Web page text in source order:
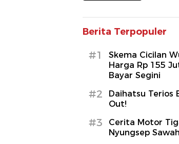
Berita Terpopuler
#1
Skema Cicilan
Harga Rp 155
Bayar Segini
#2
Daihatsu Terios
Out!
#3
Cerita Motor
Nyungsep